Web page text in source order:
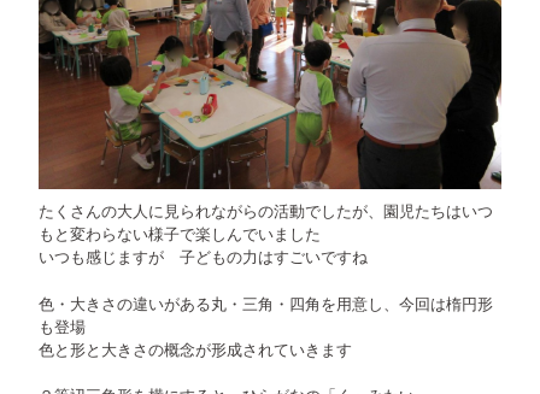
たくさんの大人に見られながらの活動でしたが、園児たちはいつ
もと変わらない様子で楽しんでいました
いつも感じますが 子どもの力はすごいですね
色・大きさの違いがある丸・三角・四角を用意し、今回は楕円形
も登場
色と形と大きさの概念が形成されていきます